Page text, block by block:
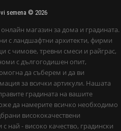
semena © 2026
магазин за дома и градината.
с ландшафтни архитекти, фирми
с чимове, тревни смеси и райграс,
с дългогодишен опит,
да съберем и да ви
за всички артикули. Нашата
градината на вашите
да намерите всичко необходимо
висококачествени
най - високо качество, градински